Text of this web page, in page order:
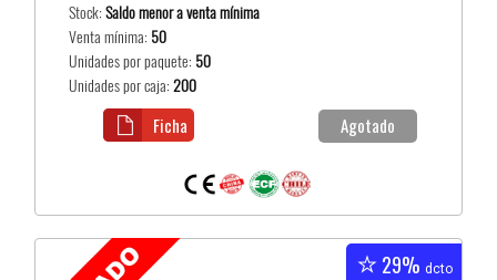
Stock:Saldo menor a venta mínima
Venta mínima: 50
Unidades por paquete: 50
Unidades por caja:200
Agotado
Ficha
29% dcto